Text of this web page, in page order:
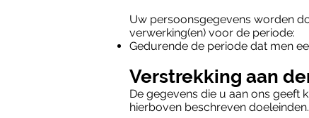
Uw persoonsgegevens worden
verwerking(en) voor de periode:
Gedurende de periode dat men
Verstrekking aan
De gegevens die u aan ons geeft
hierboven beschreven doeleinden.